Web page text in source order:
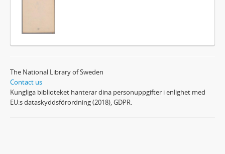
The National Library of Sweden
Contact us
Kungliga biblioteket hanterar dina personuppgifter i enlighet med
EU:s dataskyddsförordning (2018), GDPR.